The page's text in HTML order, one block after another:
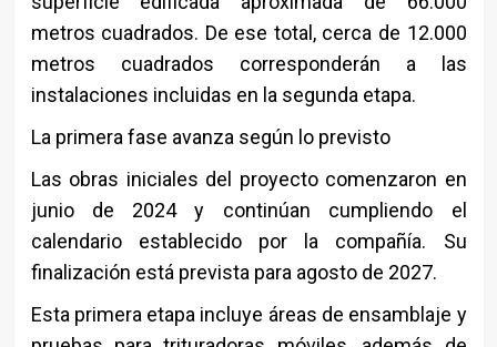
metros cuadrados. De ese total, cerca de 12.000
metros cuadrados corresponderán a las
instalaciones incluidas en la segunda etapa.
La primera fase avanza según lo previsto
Las obras iniciales del proyecto comenzaron en
junio de 2024 y continúan cumpliendo el
calendario establecido por la compañía. Su
finalización está prevista para agosto de 2027.
Esta primera etapa incluye áreas de ensamblaje y